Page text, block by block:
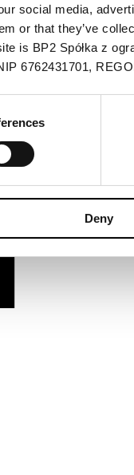
social media,
or that they’ve
is BP2 Spółka z
6762431701,
Deny